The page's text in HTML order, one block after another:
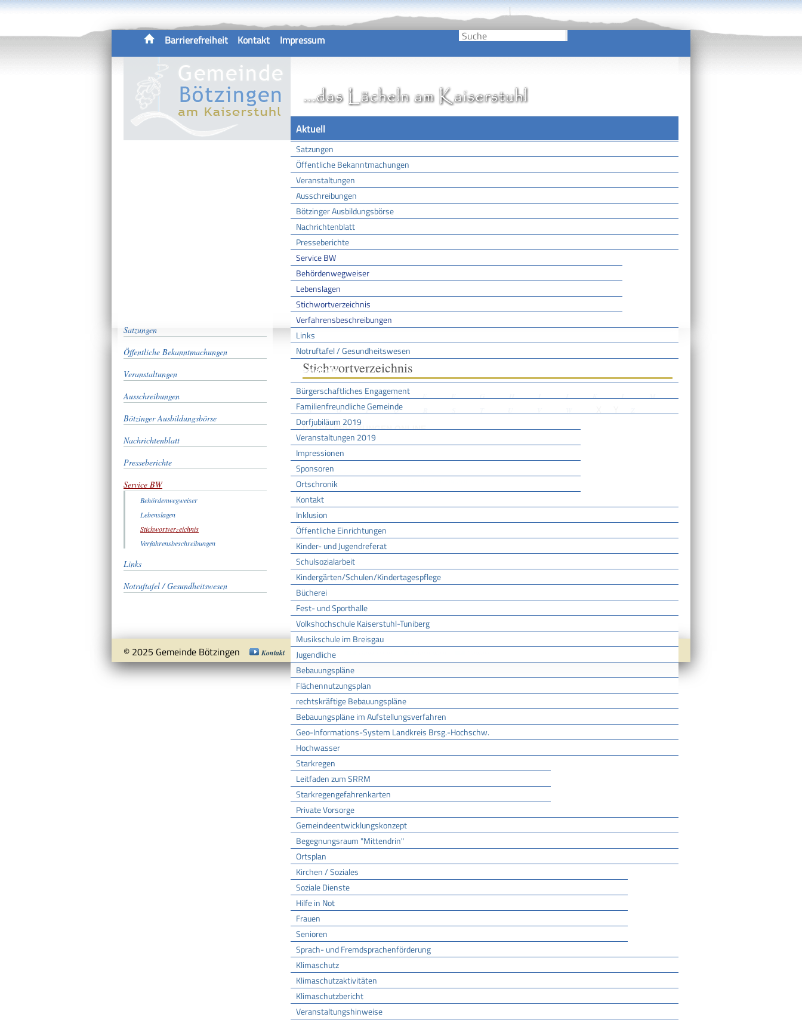
Barrierefreiheit Kontakt Impressum
Aktuell
Satzungen
Öffentliche Bekanntmachungen
Veranstaltungen
Ausschreibungen
Bötzinger Ausbildungsbörse
Nachrichtenblatt
Presseberichte
Service BW
Behördenwegweiser
Lebenslagen
Stichwortverzeichnis
Verfahrensbeschreibungen
Links
Notruftafel / Gesundheitswesen
Gemeinde
Bürgerschaftliches Engagement
Familienfreundliche Gemeinde
Dorfjubiläum 2019
Veranstaltungen 2019
Impressionen
Sponsoren
Ortschronik
Kontakt
Inklusion
Öffentliche Einrichtungen
Kinder- und Jugendreferat
Schulsozialarbeit
Kindergärten/Schulen/Kindertagespflege
Bücherei
Fest- und Sporthalle
Volkshochschule Kaiserstuhl-Tuniberg
Musikschule im Breisgau
Jugendliche
Bebauungspläne
Flächennutzungsplan
rechtskräftige Bebauungspläne
Bebauungspläne im Aufstellungsverfahren
Geo-Informations-System Landkreis Brsg.-Hochschw.
Hochwasser
Starkregen
Leitfaden zum SRRM
Starkregengefahrenkarten
Private Vorsorge
Gemeindeentwicklungskonzept
Begegnungsraum "Mittendrin"
Ortsplan
Kirchen / Soziales
Soziale Dienste
Hilfe in Not
Frauen
Senioren
Sprach- und Fremdsprachenförderung
Klimaschutz
Klimaschutzaktivitäten
Klimaschutzbericht
Veranstaltungshinweise
Satzungen
Öffentliche Bekanntmachungen
Veranstaltungen
Ausschreibungen
Bötzinger Ausbildungsbörse
Nachrichtenblatt
Presseberichte
Service BW
Behördenwegweiser
Lebenslagen
Stichwortverzeichnis
Verfahrensbeschreibungen
Links
Notruftafel / Gesundheitswesen
Sie sind hier:Startseite /Aktuell /Service BW /Stichwortverzeichnis
Stichwortverzeichnis
A B C D E F G H I J K L
M
N
O P Q
DATEN-ERHEBUNGEN ONLINE
Leistungen
Statistische Datenerhebung - Daten online melden
© 2025 Gemeinde Bötzingen Kontakt Impressum